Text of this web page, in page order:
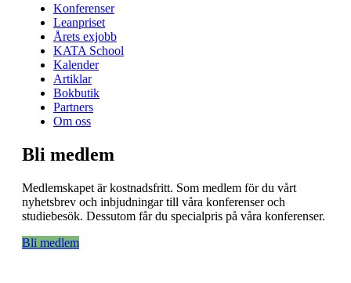
Konferenser
Leanpriset
Årets exjobb
KATA School
Kalender
Artiklar
Bokbutik
Partners
Om oss
Bli medlem
Medlemskapet är kostnadsfritt. Som medlem för du vårt
nyhetsbrev och inbjudningar till våra konferenser och
studiebesök. Dessutom får du specialpris på våra konferenser.
Bli medlem